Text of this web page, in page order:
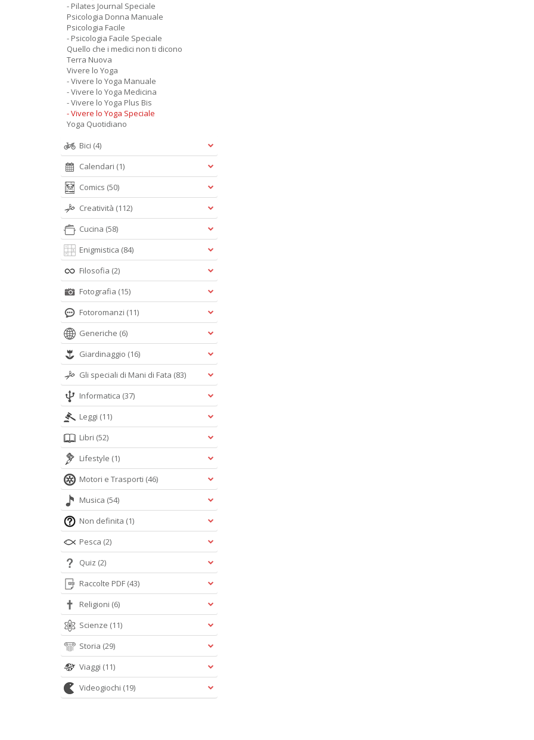
- Pilates Journal Speciale
Psicologia Donna Manuale
Psicologia Facile
- Psicologia Facile Speciale
Quello che i medici non ti dicono
Terra Nuova
Vivere lo Yoga
- Vivere lo Yoga Manuale
- Vivere lo Yoga Medicina
- Vivere lo Yoga Plus Bis
- Vivere lo Yoga Speciale
Yoga Quotidiano
Bici (4)
Calendari (1)
Comics (50)
Creatività (112)
Cucina (58)
Enigmistica (84)
Filosofia (2)
Fotografia (15)
Fotoromanzi (11)
Generiche (6)
Giardinaggio (16)
Gli speciali di Mani di Fata (83)
Informatica (37)
Leggi (11)
Libri (52)
Lifestyle (1)
Motori e Trasporti (46)
Musica (54)
Non definita (1)
Pesca (2)
Quiz (2)
Raccolte PDF (43)
Religioni (6)
Scienze (11)
Storia (29)
Viaggi (11)
Videogiochi (19)